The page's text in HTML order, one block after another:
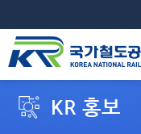
KR 홍보